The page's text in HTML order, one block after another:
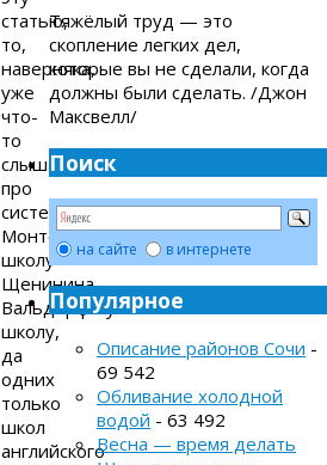
статью,
то,
наверняка,
уже
что-
то
слышали
про
систему
Монтессори,
школу
Щенинина,
Вальдорфскую
школу,
да
одних
только
школ
английского
Тяжёлый труд — это
скопление легких дел,
которые вы не сделали, когда
должны были сделать. /Джон
Максвелл/
Поиск
на сайте в интернете
Популярное
Описание районов Сочи -
69 542
Обливание холодной
водой - 63 492
Весна — время делать